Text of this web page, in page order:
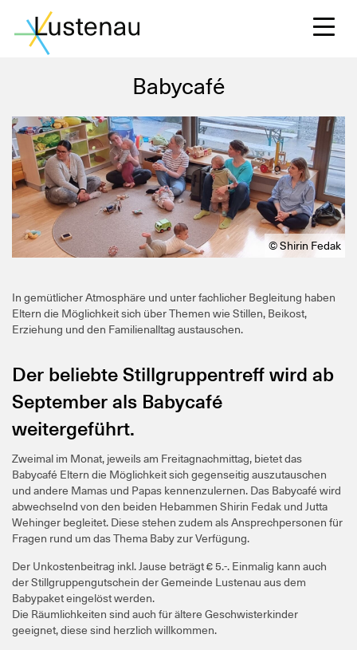
Babycafé
© Shirin Fedak
In gemütlicher Atmosphäre und unter fachlicher Begleitung haben
Eltern die Möglichkeit sich über Themen wie Stillen, Beikost,
Erziehung und den Familienalltag austauschen.
Der beliebte Stillgruppentreff wird ab
September als Babycafé
weitergeführt.
Zweimal im Monat, jeweils am Freitagnachmittag, bietet das
Babycafé Eltern die Möglichkeit sich gegenseitig auszutauschen
und andere Mamas und Papas kennenzulernen. Das Babycafé wird
abwechselnd von den beiden Hebammen Shirin Fedak und Jutta
Wehinger begleitet. Diese stehen zudem als Ansprechpersonen für
Fragen rund um das Thema Baby zur Verfügung.
Der Unkostenbeitrag inkl. Jause beträgt € 5.-. Einmalig kann auch
der Stillgruppengutschein der Gemeinde Lustenau aus dem
Babypaket eingelöst werden.
Die Räumlichkeiten sind auch für ältere Geschwisterkinder
geeignet, diese sind herzlich willkommen.